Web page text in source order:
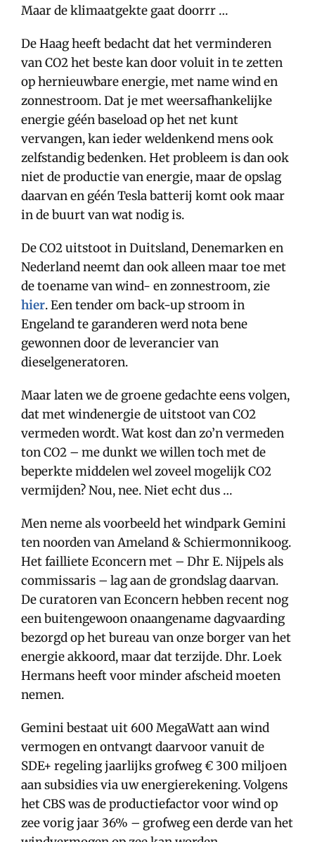
Maar de klimaatgekte gaat doorrr …
De Haag heeft bedacht dat het verminderen
van CO2 het beste kan door voluit in te zetten
op hernieuwbare energie, met name wind en
zonnestroom. Dat je met weersafhankelijke
energie géén baseload op het net kunt
vervangen, kan ieder weldenkend mens ook
zelfstandig bedenken. Het probleem is dan ook
niet de productie van energie, maar de opslag
daarvan en géén Tesla batterij komt ook maar
in de buurt van wat nodig is.
De CO2 uitstoot in Duitsland, Denemarken en
Nederland neemt dan ook alleen maar toe met
de toename van wind- en zonnestroom, zie
hier. Een tender om back-up stroom in
Engeland te garanderen werd nota bene
gewonnen door de leverancier van
dieselgeneratoren.
Maar laten we de groene gedachte eens volgen,
dat met windenergie de uitstoot van CO2
vermeden wordt. Wat kost dan zo’n vermeden
ton CO2 – me dunkt we willen toch met de
beperkte middelen wel zoveel mogelijk CO2
vermijden? Nou, nee. Niet echt dus …
Men neme als voorbeeld het windpark Gemini
ten noorden van Ameland & Schiermonnikoog.
Het failliete Econcern met – Dhr E. Nijpels als
commissaris – lag aan de grondslag daarvan.
De curatoren van Econcern hebben recent nog
een buitengewoon onaangename dagvaarding
bezorgd op het bureau van onze borger van het
energie akkoord, maar dat terzijde. Dhr. Loek
Hermans heeft voor minder afscheid moeten
nemen.
Gemini bestaat uit 600 MegaWatt aan wind
vermogen en ontvangt daarvoor vanuit de
SDE+ regeling jaarlijks grofweg € 300 miljoen
aan subsidies via uw energierekening. Volgens
het CBS was de productiefactor voor wind op
zee vorig jaar 36% – grofweg een derde van het